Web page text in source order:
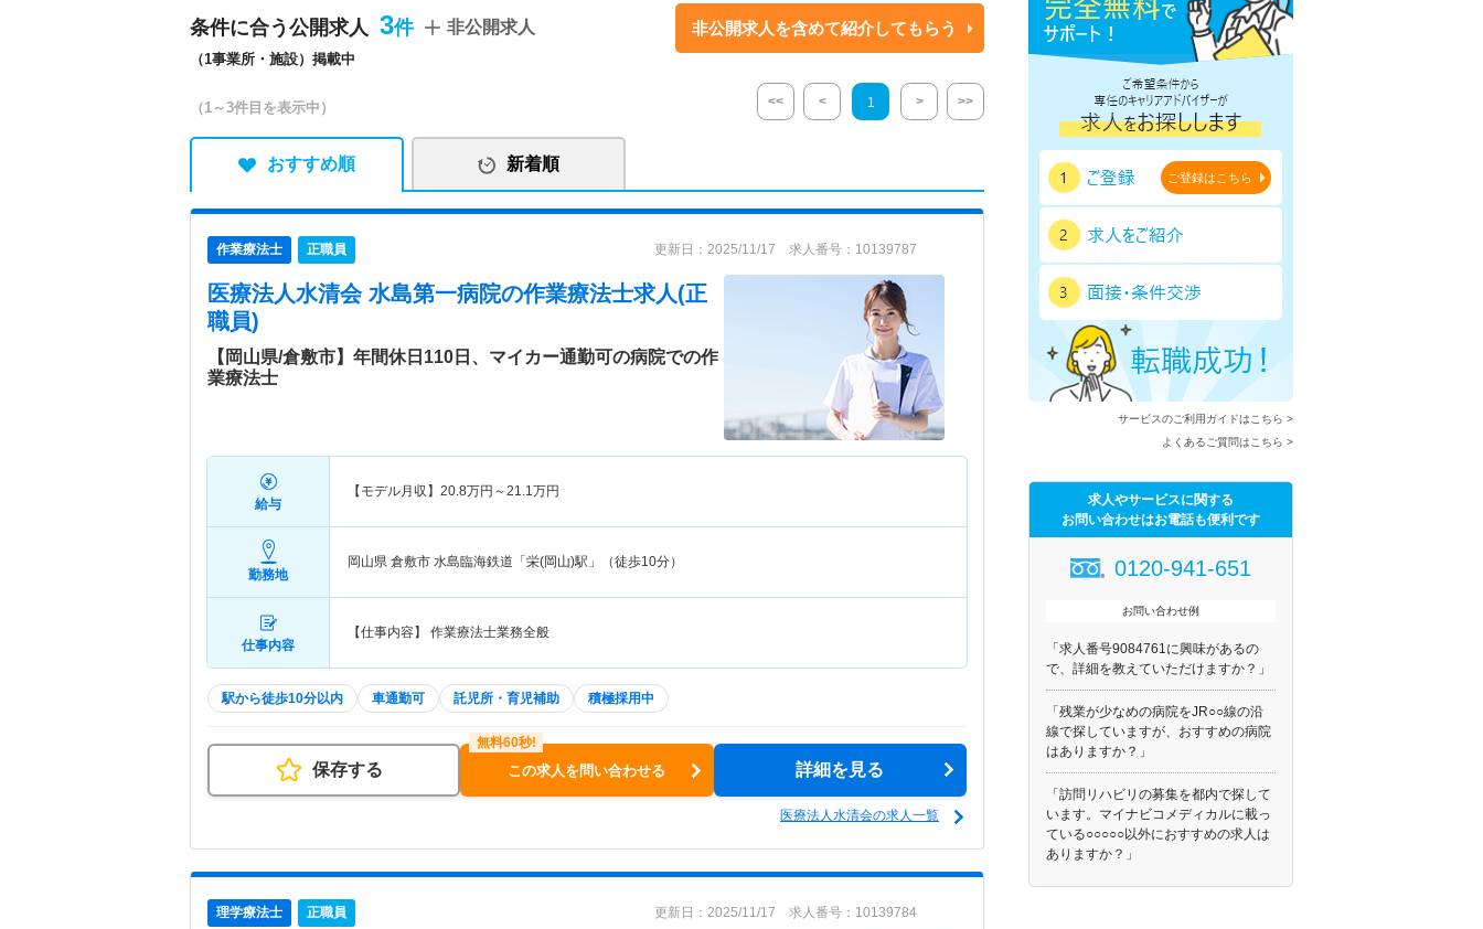
特色
1962年に岡山県倉敷市に開設され、開設時36床からスタートし、現在は199床の病床を持ち地域医療
を支えている病院です。 急性期から慢性期、そして介護までの一貫した医療を提供している病院で
条件に合う公開求人 3
（1事業所・施設）掲載中
非公開求人 非公開求人を含めて紹介してもらう
（1～3件目を表示中） << < 1 > >>
おすすめ順 新着順
作業療法士 正職員 更新日：2025/11/17 求人番号：10139787
医療法人水清会 水島第一病院の作業療法士求人(正
職員)
【岡山県/倉敷市】年間休日110日、マイカー通勤可の病院での作
業療法士
給与
【モデル月収】 20.8万円～21.1万円
勤務地
岡山県 倉敷市 水島臨海鉄道「栄(岡山)駅」（徒歩10分）
仕事内容
【仕事内容】 作業療法士業務全般
駅から徒歩10分以内 車通勤可 託児所・育児補助 積極採用中
保存する この求人を問い合わせる 詳細を見る
医療法人水清会の求人一覧
理学療法士 正職員 更新日：2025/11/17 求人番号：10139784
ご登録はこちら
サービスのご利用ガイドはこちら >
よくあるご質問はこちら >
求人やサービスに関する
お問い合わせはお電話も便利です
0120-941-651
お問い合わせ例
「求人番号9084761に興味があるの
で、詳細を教えていただけますか？」
「残業が少なめの病院をJR○○線の沿
線で探していますが、おすすめの病院
はありますか？」
「訪問リハビリの募集を都内で探して
います。マイナビコメディカルに載っ
ている○○○○○以外におすすめの求人は
ありますか？」